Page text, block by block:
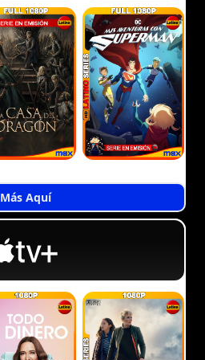
Más Aquí